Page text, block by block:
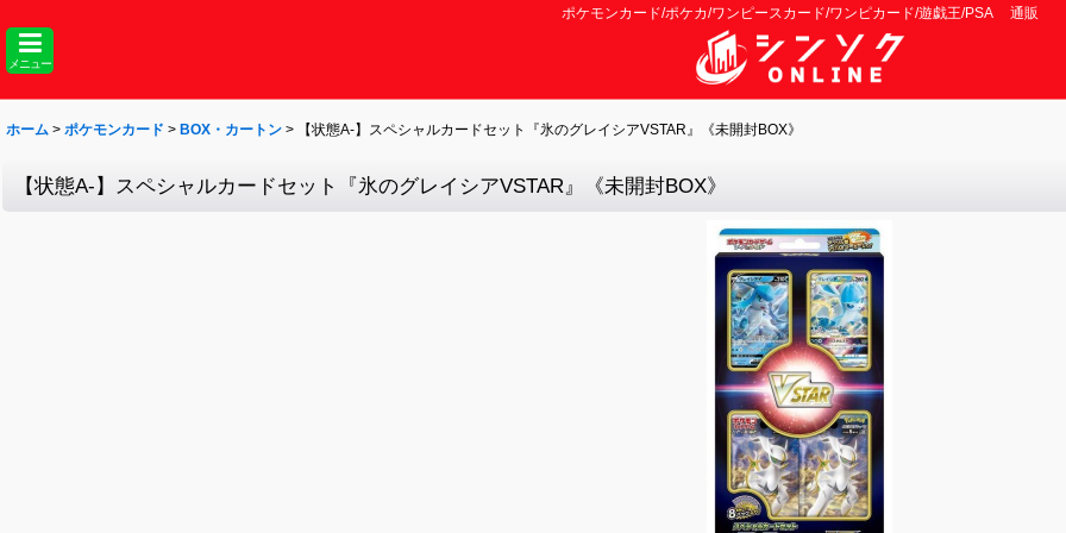
ポケモンカード/ポケカ/ワンピースカード/ワンピカード/遊戯王/PSA 通販
メニュー
ホーム > ポケモンカード > BOX・カートン > 【状態A-】スペシャルカードセット『氷のグレイシアVSTAR』《未開封BOX》
【状態A-】スペシャルカードセット『氷のグレイシアVSTAR』《未開封BOX》